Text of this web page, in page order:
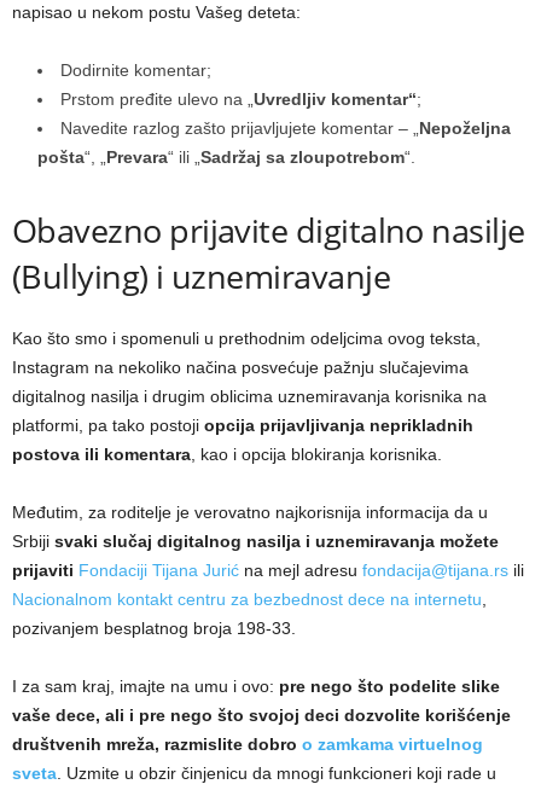
napisao u nekom postu Vašeg deteta:
Dodirnite komentar;
Prstom pređite ulevo na „ Uvredljiv komentar“;
Navedite razlog zašto prijavljujete komentar – „ Nepoželjna
pošta“, „ Prevara“ ili „ Sadržaj sa zloupotrebom“.
Obavezno prijavite digitalno nasilje
(Bullying) i uznemiravanje
Kao što smo i spomenuli u prethodnim odeljcima ovog teksta,
Instagram na nekoliko načina posvećuje pažnju slučajevima
digitalnog nasilja i drugim oblicima uznemiravanja korisnika na
platformi, pa tako postoji opcija prijavljivanja neprikladnih
postova ili komentara , kao i opcija blokiranja korisnika.
Međutim, za roditelje je verovatno najkorisnija informacija da u
Srbiji svaki slučaj digitalnog nasilja i uznemiravanja možete
prijaviti Fondaciji Tijana Jurić na mejl adresu fondacija@tijana.rs ili
Nacionalnom kontakt centru za bezbednost dece na internetu
pozivanjem besplatnog broja 198-33.
I za sam kraj, imajte na umu i ovo: pre nego što podelite slike
vaše dece, ali i pre nego što svojoj deci dozvolite korišćenje
društvenih mreža, razmislite dobro o zamkama virtuelnog
sveta . Uzmite u obzir činjenicu da mnogi funkcioneri koji rade u